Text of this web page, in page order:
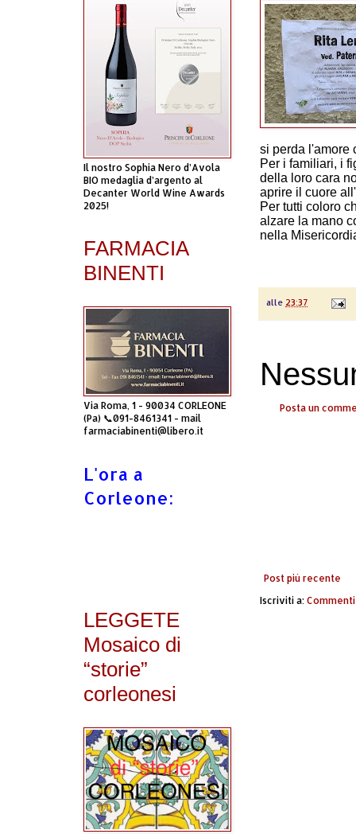
si perda l'amore
Per i familiari, i
della loro cara
aprire il cuore
Per tutti coloro
alzare la mano
nella
alle 23:37
Posta un
Post più recente
Iscriviti a:
Il nostro Sophia Nero d’Avola
BIO medaglia d’argento al
Decanter World Wine Awards
2025!
FARMACIA
BINENTI
Via Roma, 1 - 90034 CORLEONE
(Pa) 📞091-8461341 - mail
farmaciabinenti@libero.it
L'ora a
Corleone:
LEGGETE
Mosaico di
“storie”
corleonesi